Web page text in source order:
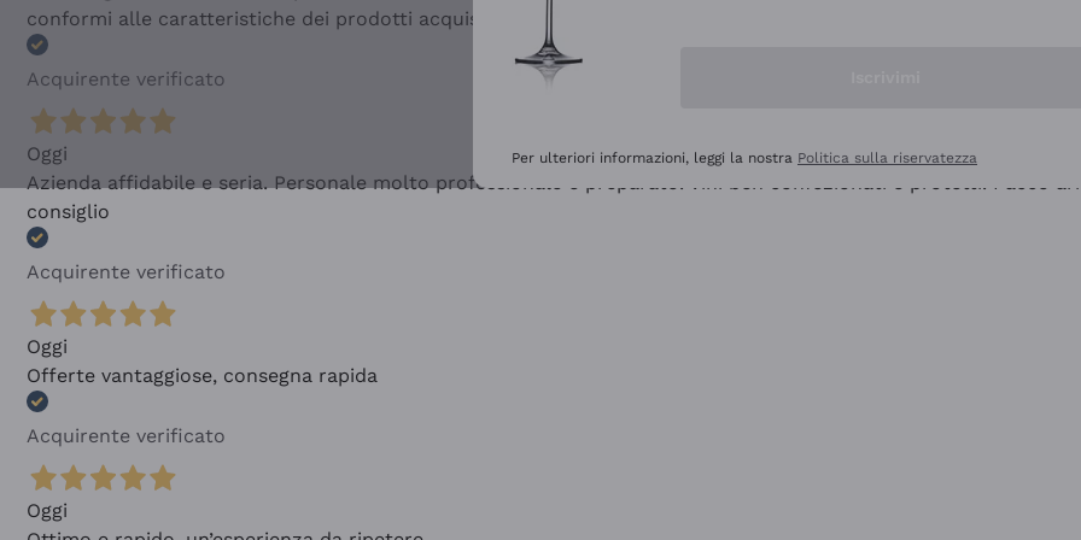
conformi alle caratteristiche dei prodotti acquistati
Acquirente verificato
Oggi
Azienda affidabile e seria. Personale molto professionale e preparato. Vini ben confezionati e protetti. Pacco
consiglio
Acquirente verificato
Oggi
Offerte vantaggiose, consegna rapida
Acquirente verificato
Oggi
Per ulteriori informazioni, leggi la nostra Politica sulla riservatezza